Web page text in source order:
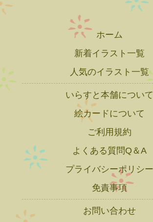
ホーム
新着イラスト一覧
人気のイラスト一覧
いらすと本舗について
絵カードについて
ご利用規約
よくある質問Q＆A
プライバシーポリシー
免責事項
お問い合わせ